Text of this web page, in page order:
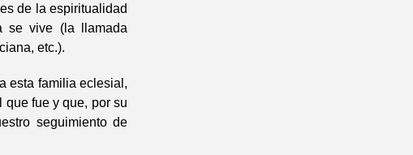
de la espiritualidad
se vive (la llamada
etc.).
esta familia eclesial,
que fue y que, por su
seguimiento de